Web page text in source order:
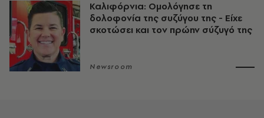
Καλιφόρνια: Ομολόγησε τη
δολοφονία της συζύγου της - Είχε
σκοτώσει και τον πρώην σύζυγό της
Newsroom